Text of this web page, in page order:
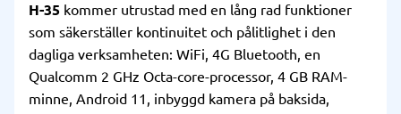
H-35 kommer utrustad med en lång rad funktioner
som säkerställer kontinuitet och pålitlighet i den
dagliga verksamheten: WiFi, 4G Bluetooth, en
Qualcomm 2 GHz Octa-core-processor, 4 GB RAM-
minne, Android 11, inbyggd kamera på baksida,